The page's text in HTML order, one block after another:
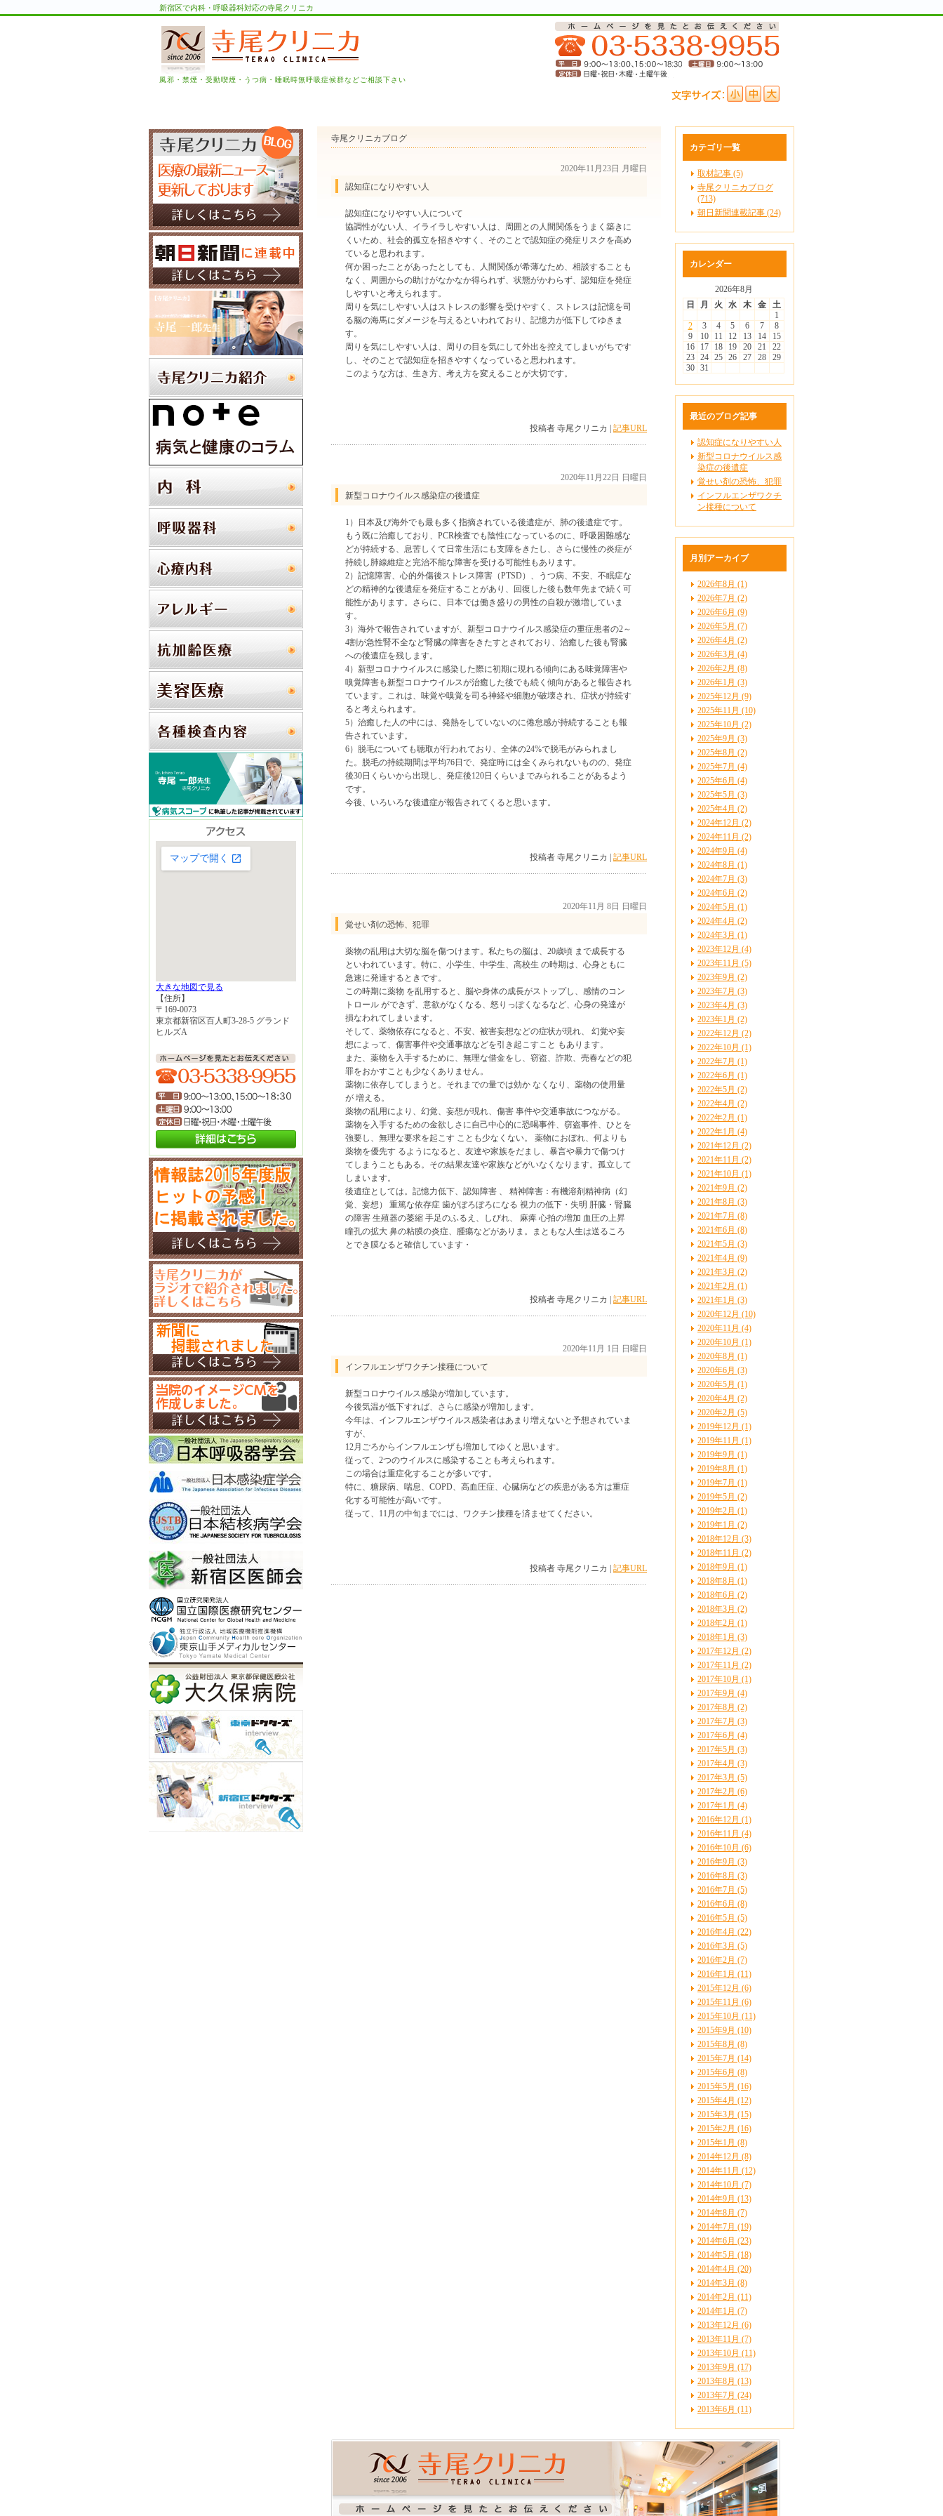
新宿区で内科・呼吸器科対応の寺尾クリニカ
風邪・禁煙・受動喫煙・うつ病・睡眠時無呼吸症候群などご相談下さい
寺尾クリニカブログ
2020年11月23日 月曜日
認知症になりやすい人
認知症になりやすい人について
協調性がない人、イライラしやすい人は、周囲との人間関係をうまく築きに
くいため、社会的孤立を招きやすく、そのことで認知症の発症リスクを高め
ていると思われます。
何か困ったことがあったとしても、人間関係が希薄なため、相談することも
なく、周囲からの助けがなかなか得られず、状態がかわらず、認知症を発症
しやすいと考えられます。
周りを気にしやすい人はストレスの影響を受けやすく、ストレスは記憶を司
る脳の海馬にダメージを与えるといわれており、記憶力が低下してゆきま
す。
周りを気にしやすい人は、周りの目を気にして外出を控えてしまいがちです
し、そのことで認知症を招きやすくなっていると思われます。
このような方は、生き方、考え方を変えることが大切です。
投稿者 寺尾クリニカ | 記事URL
2020年11月22日 日曜日
新型コロナウイルス感染症の後遺症
1）日本及び海外でも最も多く指摘されている後遺症が、肺の後遺症です。
もう既に治癒しており、PCR検査でも陰性になっているのに、呼吸困難感な
どが持続する、息苦しくて日常生活にも支障をきたし、さらに慢性の炎症が
持続し肺線維症と完治不能な障害を受ける可能性もあります。
2）記憶障害、心的外傷後ストレス障害（PTSD）、うつ病、不安、不眠症な
どの精神的な後遺症を発症することがあり、回復した後も数年先まで続く可
能性があります。さらに、日本では働き盛りの男性の自殺が激増していま
す。
3）海外で報告されていますが、新型コロナウイルス感染症の重症患者の2～
4割が急性腎不全など腎臓の障害をきたすとされており、治癒した後も腎臓
への後遺症を残します。
4）新型コロナウイルスに感染した際に初期に現れる傾向にある味覚障害や
嗅覚障害も新型コロナウイルスが治癒した後でも続く傾向があると報告され
ています。これは、味覚や嗅覚を司る神経や細胞が破壊され、症状が持続す
ると考えられます。
5）治癒した人の中には、発熱をしていないのに倦怠感が持続することも報
告されています。
6）脱毛についても聴取が行われており、全体の24%で脱毛がみられまし
た。脱毛の持続期間は平均76日で、発症時には全くみられないものの、発症
後30日くらいから出現し、発症後120日くらいまでみられることがあるよう
です。
今後、いろいろな後遺症が報告されてくると思います。
投稿者 寺尾クリニカ | 記事URL
2020年11月 8日 日曜日
覚せい剤の恐怖、犯罪
薬物の乱用は大切な脳を傷つけます。私たちの脳は、20歳頃 まで成長する
といわれています。特に、小学生、中学生、高校生 の時期は、心身ともに
急速に発達するときです。
この時期に薬物 を乱用すると、脳や身体の成長がストップし、感情のコン
トロール ができず、意欲がなくなる、怒りっぽくなるなど、心身の発達が
損なわれてしまいます。
そして、薬物依存になると、不安、被害妄想などの症状が現れ、 幻覚や妄
想によって、傷害事件や交通事故などを引き起こすこと もあります。
また、薬物を入手するために、無理な借金をし、窃盗、詐欺、売春などの犯
罪をおかすことも少なくありません。
薬物に依存してしまうと。それまでの量では効か なくなり、薬物の使用量
が 増える。
薬物の乱用により、幻覚、妄想が現れ、傷害 事件や交通事故につながる。
薬物を入手するための金欲しさに自己中心的に恐喝事件、窃盗事件、ひとを
強要し、無理な要求を起こす ことも少なくない。 薬物におぼれ、何よりも
薬物を優先す るようになると、友達や家族をだまし、暴言や暴力で傷つけ
てしまうこともある。その結果友達や家族などがいなくなります。孤立して
しまいます。
後遺症としては。記憶力低下、認知障害 、 精神障害：有機溶剤精神病（幻
覚、妄想） 重篤な依存症 歯がぼろぼろになる 視力の低下・失明 肝臓・腎臓
の障害 生殖器の萎縮 手足のふるえ、しびれ、 麻痺 心拍の増加 血圧の上昇
瞳孔の拡大 鼻の粘膜の炎症、腫瘍などがありま。まともな人生は送るころ
とでき膜なると確信しています・
投稿者 寺尾クリニカ | 記事URL
2020年11月 1日 日曜日
インフルエンザワクチン接種について
新型コロナウイルス感染が増加しています。
今後気温が低下すれば、さらに感染が増加します。
今年は、インフルエンザウイルス感染者はあまり増えないと予想されていま
すが、
12月ごろからインフルエンザも増加してゆくと思います。
従って、2つのウイルスに感染することも考えられます。
この場合は重症化することが多いです。
特に、糖尿病、喘息、COPD、高血圧症、心臓病などの疾患がある方は重症
化する可能性が高いです。
従って、11月の中旬までには、ワクチン接種を済ませてください。
投稿者 寺尾クリニカ | 記事URL
カテゴリ一覧
取材記事 (5)
寺尾クリニカブログ
(713)
朝日新聞連載記事 (24)
カレンダー
2026年8月
日
月 火 水 木 金
土
1
2
3 4 5 6 7
8
9
10 11 12 13 14
15
16
17 18 19 20 21
22
23
24 25 26 27 28
29
30
31
最近のブログ記事
認知症になりやすい人
新型コロナウイルス感
染症の後遺症
覚せい剤の恐怖、犯罪
インフルエンザワクチ
ン接種について
月別アーカイブ
2026年8月 (1)
2026年7月 (2)
2026年6月 (9)
2026年5月 (7)
2026年4月 (2)
2026年3月 (4)
2026年2月 (8)
2026年1月 (3)
2025年12月 (9)
2025年11月 (10)
2025年10月 (2)
2025年9月 (3)
2025年8月 (2)
2025年7月 (4)
2025年6月 (4)
2025年5月 (3)
2025年4月 (2)
2024年12月 (2)
2024年11月 (2)
2024年9月 (4)
2024年8月 (1)
2024年7月 (3)
2024年6月 (2)
2024年5月 (1)
2024年4月 (2)
2024年3月 (1)
2023年12月 (4)
2023年11月 (5)
2023年9月 (2)
2023年7月 (3)
2023年4月 (3)
2023年1月 (2)
2022年12月 (2)
2022年10月 (1)
2022年7月 (1)
2022年6月 (1)
2022年5月 (2)
2022年4月 (2)
2022年2月 (1)
2022年1月 (4)
2021年12月 (2)
2021年11月 (2)
2021年10月 (1)
2021年9月 (2)
2021年8月 (3)
2021年7月 (8)
2021年6月 (8)
2021年5月 (3)
2021年4月 (9)
2021年3月 (2)
2021年2月 (1)
2021年1月 (3)
2020年12月 (10)
2020年11月 (4)
2020年10月 (1)
2020年8月 (1)
2020年6月 (3)
2020年5月 (1)
2020年4月 (2)
2020年2月 (5)
2019年12月 (1)
2019年11月 (1)
2019年9月 (1)
2019年8月 (1)
2019年7月 (1)
2019年5月 (2)
2019年2月 (1)
2019年1月 (2)
2018年12月 (3)
2018年11月 (2)
2018年9月 (1)
2018年8月 (1)
2018年6月 (2)
2018年3月 (2)
2018年2月 (1)
2018年1月 (3)
2017年12月 (2)
2017年11月 (2)
2017年10月 (1)
2017年9月 (4)
2017年8月 (2)
2017年7月 (3)
2017年6月 (4)
2017年5月 (3)
2017年4月 (3)
2017年3月 (5)
2017年2月 (6)
2017年1月 (4)
2016年12月 (1)
2016年11月 (4)
2016年10月 (6)
2016年9月 (3)
2016年8月 (3)
2016年7月 (5)
2016年6月 (8)
2016年5月 (5)
2016年4月 (22)
2016年3月 (5)
2016年2月 (7)
2016年1月 (11)
2015年12月 (6)
2015年11月 (6)
2015年10月 (11)
2015年9月 (10)
2015年8月 (8)
2015年7月 (14)
2015年6月 (8)
2015年5月 (16)
2015年4月 (12)
2015年3月 (15)
2015年2月 (16)
2015年1月 (8)
2014年12月 (8)
2014年11月 (12)
2014年10月 (7)
2014年9月 (13)
2014年8月 (7)
2014年7月 (19)
2014年6月 (23)
2014年5月 (18)
2014年4月 (20)
2014年3月 (8)
2014年2月 (11)
2014年1月 (7)
2013年12月 (6)
2013年11月 (7)
2013年10月 (11)
2013年9月 (17)
2013年8月 (13)
2013年7月 (24)
2013年6月 (11)
大きな地図で見る
【住所】
〒169-0073
東京都新宿区百人町3-28-5 グランド
ヒルズA